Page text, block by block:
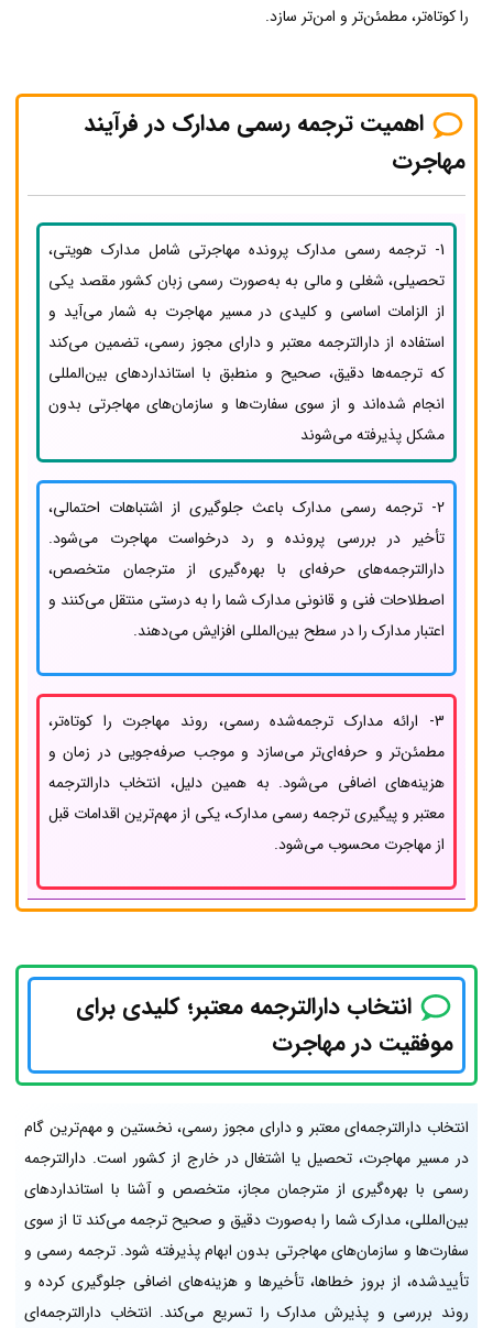
را کوتاه‌تر، مطمئن‌تر و امن‌تر سازد.
اهمیت ترجمه رسمی مدارک در فرآیند
مهاجرت
1- ترجمه رسمی مدارک پرونده مهاجرتی شامل مدارک هویتی،
تحصیلی، شغلی و مالی به به‌صورت رسمی زبان کشور مقصد یکی
از الزامات اساسی و کلیدی در مسیر مهاجرت به شمار می‌آید و
استفاده از دارالترجمه معتبر و دارای مجوز رسمی، تضمین می‌کند
که ترجمه‌ها دقیق، صحیح و منطبق با استانداردهای بین‌المللی
انجام شده‌اند و از سوی سفارت‌ها و سازمان‌های مهاجرتی بدون
مشکل پذیرفته می‌شوند
2- ترجمه رسمی مدارک باعث جلوگیری از اشتباهات احتمالی،
تأخیر در بررسی پرونده و رد درخواست مهاجرت می‌شود.
دارالترجمه‌های حرفه‌ای با بهره‌گیری از مترجمان متخصص،
اصطلاحات فنی و قانونی مدارک شما را به درستی منتقل می‌کنند و
اعتبار مدارک را در سطح بین‌المللی افزایش می‌دهند.
3- ارائه مدارک ترجمه‌شده رسمی، روند مهاجرت را کوتاه‌تر،
مطمئن‌تر و حرفه‌ای‌تر می‌سازد و موجب صرفه‌جویی در زمان و
هزینه‌های اضافی می‌شود. به همین دلیل، انتخاب دارالترجمه
معتبر و پیگیری ترجمه رسمی مدارک، یکی از مهم‌ترین اقدامات قبل
از مهاجرت محسوب می‌شود.
انتخاب دارالترجمه‌ معتبر؛ کلیدی برای
موفقیت در مهاجرت
انتخاب دارالترجمه‌ای معتبر و دارای مجوز رسمی، نخستین و مهم‌ترین گام
در مسیر مهاجرت، تحصیل یا اشتغال در خارج از کشور است. دارالترجمه
رسمی با بهره‌گیری از مترجمان مجاز، متخصص و آشنا با استانداردهای
بین‌المللی، مدارک شما را به‌صورت دقیق و صحیح ترجمه می‌کند تا از سوی
سفارت‌ها و سازمان‌های مهاجرتی بدون ابهام پذیرفته شود. ترجمه رسمی و
تأییدشده، از بروز خطاها، تأخیرها و هزینه‌های اضافی جلوگیری کرده و
روند بررسی و پذیرش مدارک را تسریع می‌کند. انتخاب دارالترجمه‌ای